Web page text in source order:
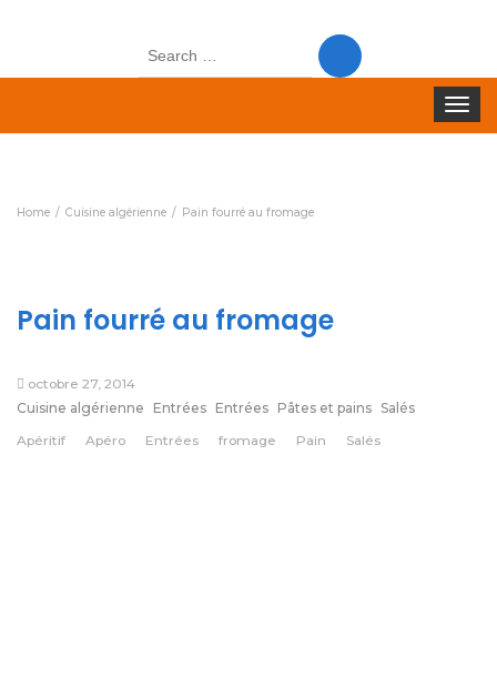
Search
Toggle
Home Cuisine algérienne Pain fourré au fromage
Pain fourré au fromage
octobre 27, 2014
Cuisine algérienne
Entrées Entrées Pâtes et pains Salés
Apéritif
Apéro Entrées fromage Pain Salés